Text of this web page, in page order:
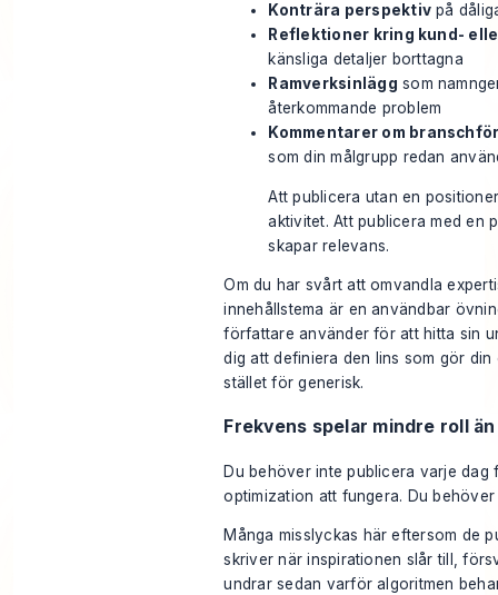
Konträra perspektivpå
Reflektioner kring kund-
känsliga detaljer borttagna
Ramverksinlägg som
återkommande problem
Kommentarer om
som din målgrupp redan
Att publicera utan en
aktivitet. Att publicera med en
skapar relevans.
Om du har svårt att omvandla
innehållstema är en användbar
författare använder för att hitta sin
dig att definiera den lins som gör din
stället för generisk.
Frekvens spelar mindre roll
Du behöver inte publicera varje dag
optimization att fungera. Du behöver
Många misslyckas här eftersom de
skriver när inspirationen slår till,
undrar sedan varför algoritmen